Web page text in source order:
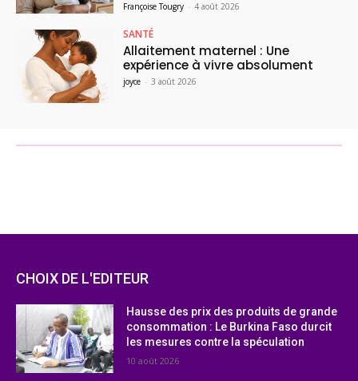
Françoise Tougry - 4 août 2026
SANTÉ
Allaitement maternel : Une
expérience à vivre absolument
joyce - 3 août 2026
CHOIX DE L'EDITEUR
Hausse des prix des produits de grande
consommation : Le Burkina Faso durcit
les mesures contre la spéculation
10 août 2026